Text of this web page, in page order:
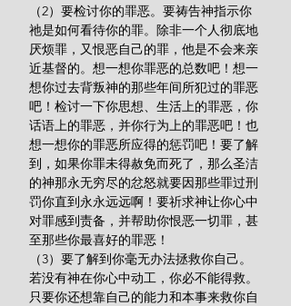
（2）要检讨你的罪恶。要祷告神指示你
祂是如何看待你的罪。除非一个人彻底地
厌烦罪，又恨恶自己的罪，他是不会来亲
近基督的。想一想你罪恶的总数吧！想一
想你过去背叛神的那些年间所犯过的罪恶
吧！检讨一下你思想、生活上的罪恶，你
话语上的罪恶，并你行为上的罪恶吧！也
想一想你的罪恶所应得的惩罚吧！要了解
到，如果你罪未得赦免而死了，那么圣洁
的神那永无穷尽的忿怒就要因那些罪过刑
罚你直到永永远远啊！要祈求神让你心中
对罪感到责备，并帮助你恨恶一切罪，甚
至那些你最喜好的罪恶！
（3）要了解到你毫无办法拯救你自己。
若没有神在你心中动工，你必不能得救。
只要你还想靠自己的能力和本事来救你自